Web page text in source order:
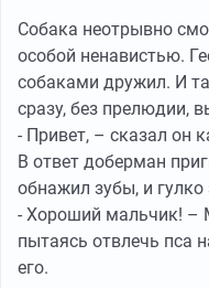
Собака неотрывно
особой ненавистью.
собаками дружил. И
сразу, без прелюдии,
- Привет, – сказал он
В ответ доберман
обнажил зубы, и
- Хороший мальчик! –
пытаясь отвлечь пса
его.